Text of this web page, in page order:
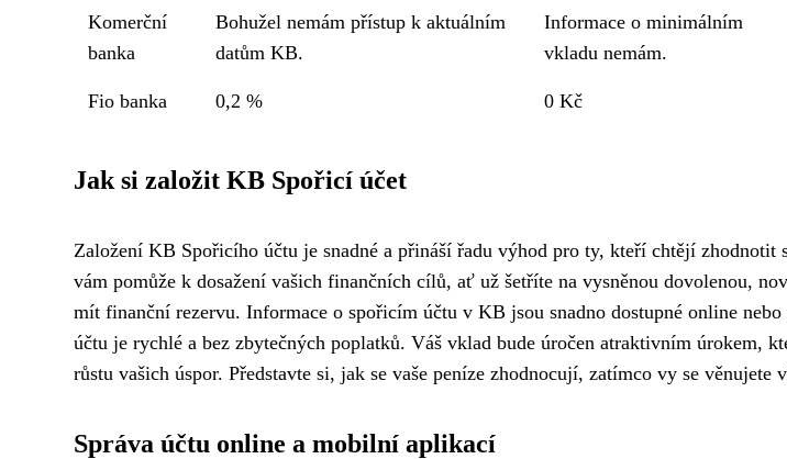
Komerční
banka
Bohužel nemám přístup k aktuálním
datům KB.
Informace o minimálním
vkladu nemám.
Fio banka 0,2 % 0 Kč
Jak si založit KB Spořicí účet
Založení KB Spořicího účtu je snadné a přináší řadu výhod pro ty, kteří chtějí zhodnotit
vám pomůže k dosažení vašich finančních cílů, ať už šetříte na vysněnou dovolenou,
mít finanční rezervu. Informace o spořicím účtu v KB jsou snadno dostupné online
účtu je rychlé a bez zbytečných poplatků. Váš vklad bude úročen atraktivním úrokem,
růstu vašich úspor. Představte si, jak se vaše peníze zhodnocují, zatímco vy se věnujete
Správa účtu online a mobilní aplikací